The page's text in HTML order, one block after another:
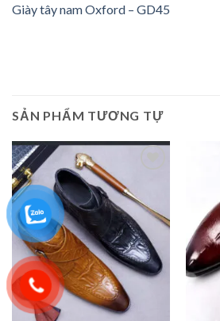
Giày tây nam Oxford – GD45
SẢN PHẨM TƯƠNG TỰ
Add to
wishlist